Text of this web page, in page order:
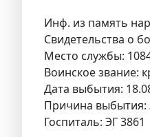
Инф. из память
Свидетельства о
Место службы:
Воинское звание:
Дата выбытия:
Причина выбытия:
Госпиталь: ЭГ 3861